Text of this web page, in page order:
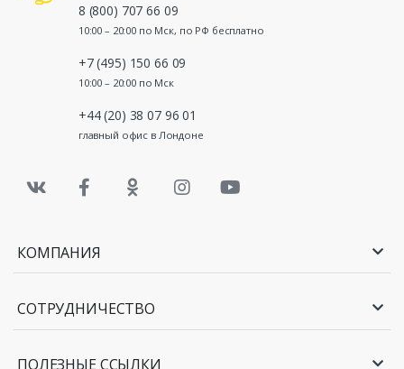
8 (800) 707 66 09
10:00 – 20:00 по Мск, по РФ бесплатно
+7 (495) 150 66 09
10:00 – 20:00 по Мск
+44 (20) 38 07 96 01
главный офис в Лондоне
КОМПАНИЯ
СОТРУДНИЧЕСТВО
ПОЛЕЗНЫЕ ССЫЛКИ